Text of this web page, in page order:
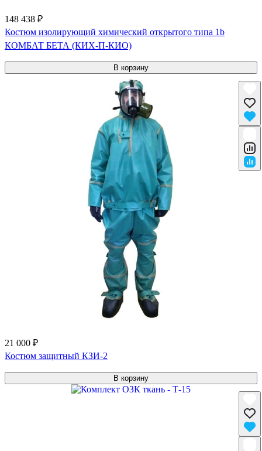
148 438 ₽
Костюм изолирующий химический открытого типа 1b
КОМБАТ БЕТА (КИХ-П-КИО)
В корзину
21 000 ₽
Костюм защитный КЗИ-2
В корзину